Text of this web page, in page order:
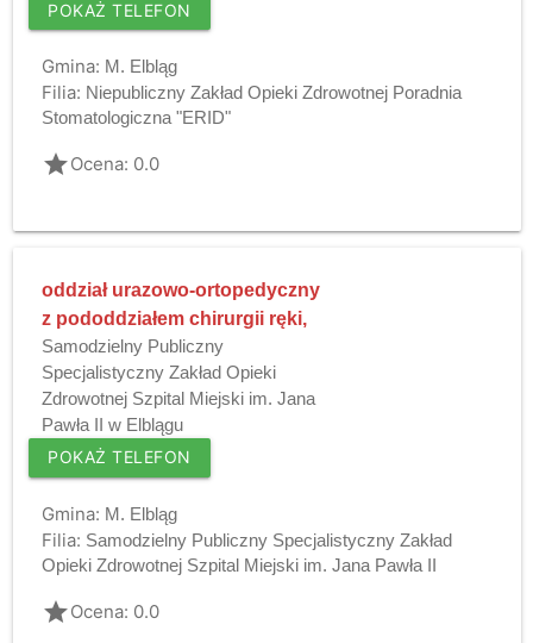
POKAŻ TELEFON
Gmina: M. Elbląg
Filia: Niepubliczny Zakład Opieki Zdrowotnej Poradnia
Stomatologiczna "ERID"
gradeOcena: 0.0
oddział urazowo-ortopedyczny
z pododdziałem chirurgii ręki,
Samodzielny Publiczny
Specjalistyczny Zakład Opieki
Zdrowotnej Szpital Miejski im. Jana
Pawła II w Elblągu
POKAŻ TELEFON
Gmina: M. Elbląg
Filia: Samodzielny Publiczny Specjalistyczny Zakład
Opieki Zdrowotnej Szpital Miejski im. Jana Pawła II
gradeOcena: 0.0